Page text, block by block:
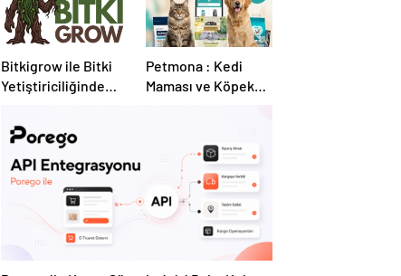
Bitkigrow ile Bitki
Yetiştiriciliğinde
Ürün Seçimi
Petmona : Kedi
Maması ve Köpek